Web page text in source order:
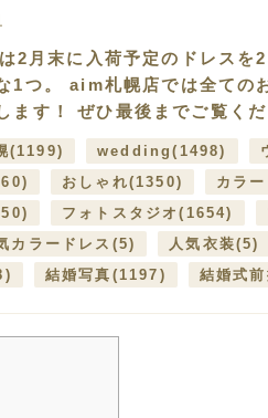
2月末に入荷予定のドレス
1つ。 aim札幌店では全ての
ます！ ぜひ最後までご覧くだ
(1199) wedding(1498)
おしゃれ(1350) カラ
フォトスタジオ(1654)
カラードレス (5) 人気衣装(5)
結婚写真 (1197) 結婚式